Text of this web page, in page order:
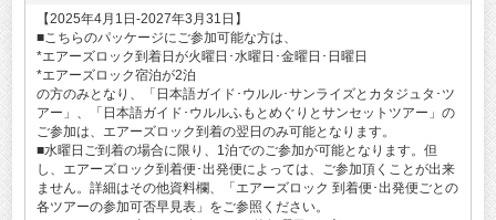
【2025年4月1日-2027年3月31日】
■こちらのパッケージにご参加可能な方は、
*エアーズロック到着日が火曜日･水曜日･金曜日･日曜日
*エアーズロック宿泊が2泊
の方のみとなり、「日本語ガイド･ウルル･サンライズとカタジュタ･ツ
アー」、「日本語ガイド･ウルルふもとめぐりとサンセットツアー」の
ご参加は、エアーズロック到着の翌日のみ可能となります。
■水曜日ご到着の場合に限り、1泊でのご参加が可能となります。但
し、エアーズロック到着便･出発便によっては、ご参加頂くことが出来
ません。詳細はその他資料欄、「エアーズロック 到着便･出発便ごとの
各ツアーの参加可否早見表」をご参照ください。